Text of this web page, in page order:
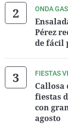
ONDA
Pérez
de fácil
FIESTAS
Callosa
fiestas
con
agosto